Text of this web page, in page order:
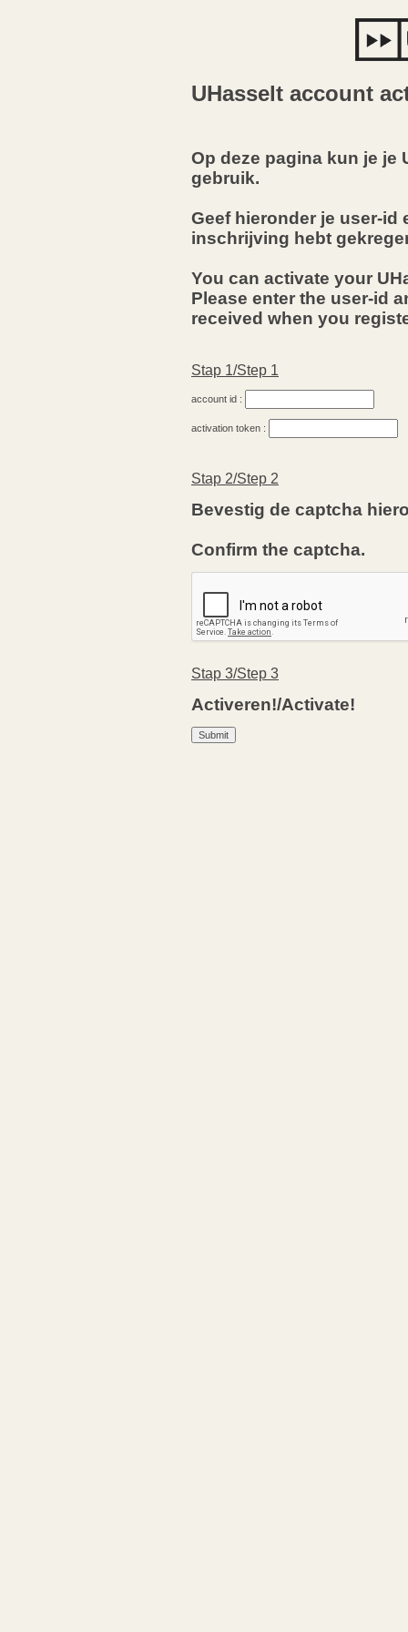
UHasselt account
Op deze pagina kun je je
gebruik.
Geef hieronder je user-id
inschrijving hebt
You can activate your
Please enter the user-id
received when you
Stap 1/Step 1
account id :
activation token :
Stap 2/Step 2
Bevestig de captcha
Confirm the captcha.
Stap 3/Step 3
Activeren!/Activate!